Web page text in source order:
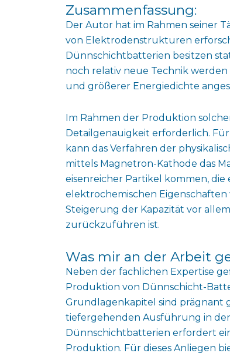
Zusammenfassung:
Der Autor hat im Rahmen seiner
von Elektrodenstrukturen
Dünnschichtbatterien besitzen
noch relativ neue Technik
und größerer Energiedichte
Im Rahmen der Produktion
Detailgenauigkeit erforderlich.
kann das Verfahren der
mittels Magnetron-Kathode das
eisenreicher Partikel kommen,
elektrochemischen
Steigerung der Kapazität vor
zurückzuführen ist.
Was mir an der Arbeit
Neben der fachlichen Expertise
Produktion von Dünnschicht-
Grundlagenkapitel sind prägnant
tiefergehenden Ausführung in
Dünnschichtbatterien erfordert
Produktion. Für dieses Anliegen